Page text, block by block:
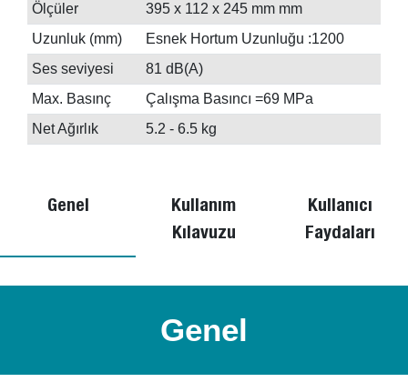
Ölçüler
395 x 112 x 245 mm mm
Uzunluk (mm)
Esnek Hortum Uzunluğu :1200
Ses seviyesi
81 dB(A)
Max. Basınç
Çalışma Basıncı =69 MPa
Net Ağırlık
5.2 - 6.5 kg
Genel
Kullanım
Kılavuzu
Kullanıcı
Faydaları
Genel